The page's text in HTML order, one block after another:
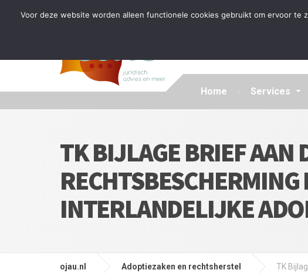
Tijdelijke stop: wegens drukte kan ik beperkt nieuwe zaken aannemen en
Home Services
TK BIJLAGE BRIEF AAN
INTERLANDELIJKE
ojau.nl Adoptiezaken en rechtsherstel TK
Voor deze website worden alleen functionele cookies gebruikt om ervoor te